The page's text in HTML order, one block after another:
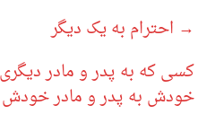
→ احترام به یک دیگر
کسی که به پدر و مادر
خودش به پدر و مادر خودش